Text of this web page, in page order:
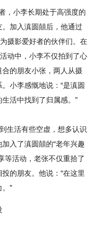
，小李长期处于高强度的
加入滇圆囍后，他通过
摄影爱好者的伙伴们。在
动中，小李不仅拍到了心
的朋友小张，两人从摄
小李感慨地说：“是滇圆
活中找到了归属感。”
活有些空虚，想多认识
入了滇圆囍的“老年兴趣
等活动，老张不仅重拾了
的朋友。他说：“在这里
”